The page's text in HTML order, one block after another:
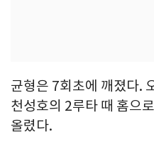
균형은 7회초에 깨졌다.
천성호의 2루타 때 홈으
올렸다.